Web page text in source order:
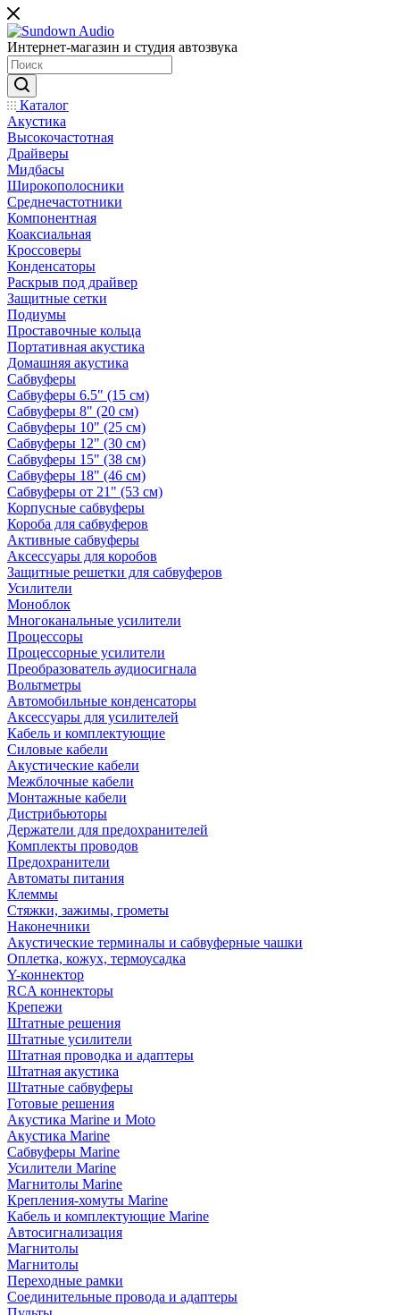
Интернет-магазин и студия автозвука
Каталог
Акустика
Высокочастотная
Драйверы
Мидбасы
Широкополосники
Среднечастотники
Компонентная
Коаксиальная
Кроссоверы
Конденсаторы
Раскрыв под драйвер
Защитные сетки
Подиумы
Проставочные кольца
Портативная акустика
Домашняя акустика
Сабвуферы
Сабвуферы 6.5" (15 см)
Сабвуферы 8" (20 см)
Сабвуферы 10" (25 см)
Сабвуферы 12" (30 см)
Сабвуферы 15" (38 см)
Сабвуферы 18" (46 см)
Сабвуферы от 21" (53 см)
Корпусные сабвуферы
Короба для сабвуферов
Активные сабвуферы
Аксессуары для коробов
Защитные решетки для сабвуферов
Усилители
Моноблок
Многоканальные усилители
Процессоры
Процессорные усилители
Преобразователь аудиосигнала
Вольтметры
Автомобильные конденсаторы
Аксессуары для усилителей
Кабель и комплектующие
Силовые кабели
Акустические кабели
Межблочные кабели
Монтажные кабели
Дистрибьюторы
Держатели для предохранителей
Комплекты проводов
Предохранители
Автоматы питания
Клеммы
Стяжки, зажимы, грометы
Наконечники
Акустические терминалы и сабвуферные чашки
Оплетка, кожух, термоусадка
Y-коннектор
RCA коннекторы
Крепежи
Штатные решения
Штатные усилители
Штатная проводка и адаптеры
Штатная акустика
Штатные сабвуферы
Готовые решения
Акустика Marine и Moto
Акустика Marine
Сабвуферы Marine
Усилители Marine
Магнитолы Marine
Крепления-хомуты Marine
Кабель и комплектующие Marine
Автосигнализация
Магнитолы
Магнитолы
Переходные рамки
Соединительные провода и адаптеры